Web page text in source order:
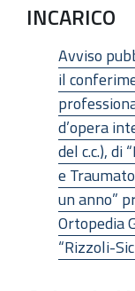
INCARICO
Avviso
il
d’opera
del c.c.), di
e
un anno”
Ortopedia
“Rizzoli-